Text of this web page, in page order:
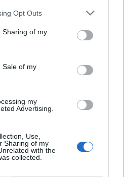
Opt Outs
Sharing of my
Sale of my
my
Advertising.
Use,
Sharing of my
with the
collected.
Europe|Esim for Caribbean